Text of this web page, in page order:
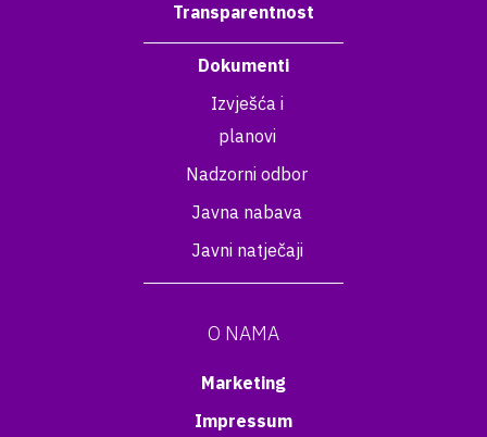
Transparentnost
Dokumenti
Izvješća i
planovi
Nadzorni odbor
Javna nabava
Javni natječaji
O NAMA
Marketing
Impressum